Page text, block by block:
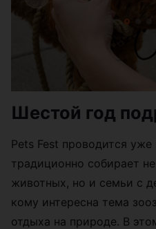
Шестой год
Pets Fest проводится
традиционно собирает
животных, но и семьи с
кому интересна тема
отдыха на природе. В